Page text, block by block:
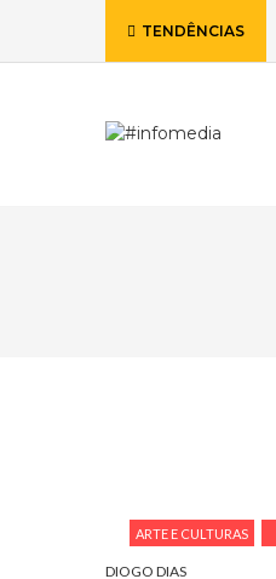
TENDÊNCIAS
ARTE E CULTURAS
DIOGO DIAS